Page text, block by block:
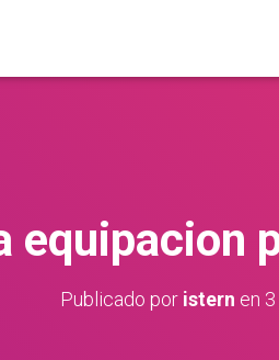
equipacion
Publicado por istern en